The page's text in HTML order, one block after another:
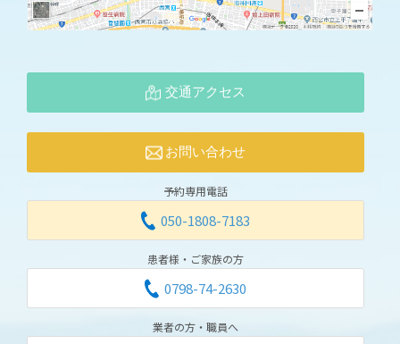
交通アクセス
お問い合わせ
予約専用電話
050-1808-7183
患者様・ご家族の方
0798-74-2630
業者の方・職員へ